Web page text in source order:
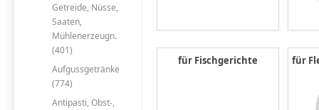
Getreide, Nüsse,
Saaten,
Mühlenerzeugn.
(401)
Aufgussgetränke
(774)
Antipasti, Obst-,
für Fischgerichte für